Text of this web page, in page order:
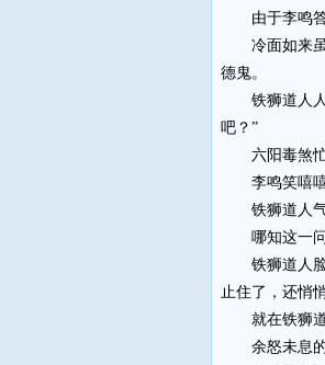
由于李鸣答
冷面如来虽
德鬼。
铁狮道人人
吧？”
六阳毒煞忙
李鸣笑嘻嘻
铁狮道人气
哪知这一问
铁狮道人脸
止住了，还悄
就在铁狮道
余怒未息的